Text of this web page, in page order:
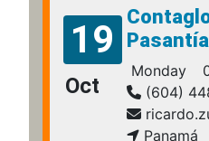
19
Oct
Monday
(604)
Panamá